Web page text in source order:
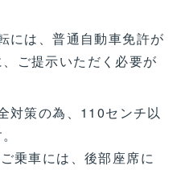
には、普通自動車免許が
ご提示いただく必要が
対策の為、110センチ以
乗車には、後部座席に